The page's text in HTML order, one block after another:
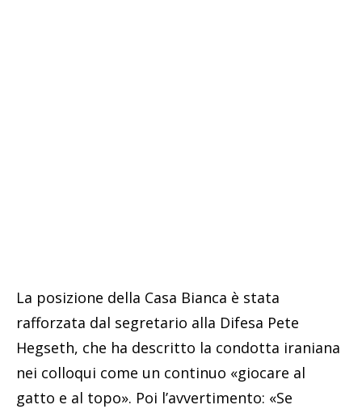
La posizione della Casa Bianca è stata
rafforzata dal segretario alla Difesa Pete
Hegseth, che ha descritto la condotta iraniana
nei colloqui come un continuo «giocare al
gatto e al topo». Poi l’avvertimento: «Se